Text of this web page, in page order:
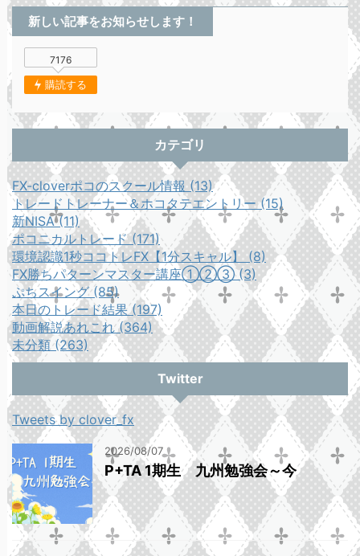
新しい記事をお知らせします！
7176
購読する
カテゴリ
FX-cloverポコのスクール情報 (13)
トレードトレーナー＆ホコタテエントリー (15)
新NISA (11)
ポコニカルトレード (171)
環境認識1秒ココトレFX【1分スキャル】 (8)
FX勝ちパターンマスター講座①②③ (3)
ぷちスイング (85)
本日のトレード結果 (197)
動画解説あれこれ (364)
未分類 (263)
Twitter
Tweets by clover_fx
2026/08/07
P+TA 1期生 九州勉強会～今